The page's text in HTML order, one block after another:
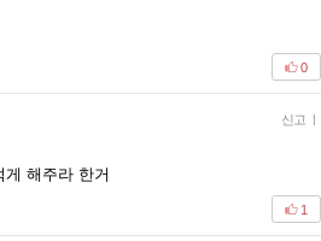
0
신고 |
해주라 한거
1